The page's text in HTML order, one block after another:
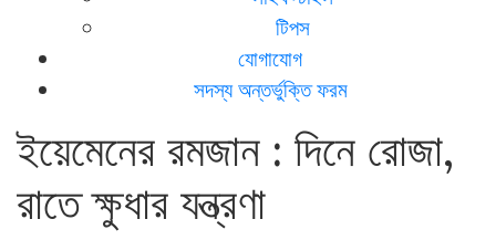
টিপস
যোগাযোগ
সদস্য অন্তর্ভুক্তি ফরম
ইয়েমেনের রমজান : দিনে রোজা,
রাতে ক্ষুধার যন্ত্রণা